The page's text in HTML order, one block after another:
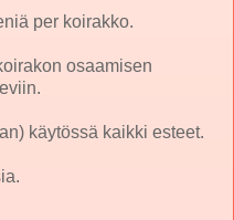
per koirakko.
osaamisen
käytössä kaikki esteet.